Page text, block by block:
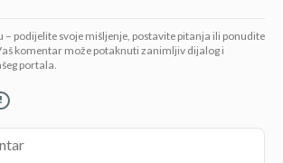
– podijelite svoje mišljenje, postavite pitanja ili ponudite
komentar može potaknuti zanimljiv dijalog i
portala.
!